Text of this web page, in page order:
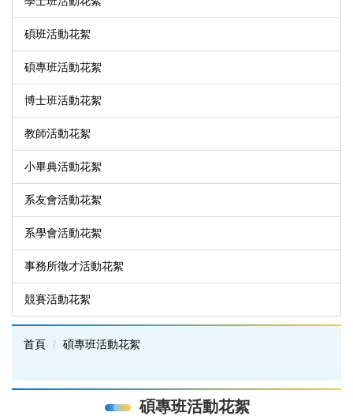
碩班活動花絮
碩專班活動花絮
博士班活動花絮
教師活動花絮
小畢典活動花絮
系友會活動花絮
系學會活動花絮
事務所徵才活動花絮
競賽活動花絮
首頁 碩專班活動花絮
碩專班活動花絮